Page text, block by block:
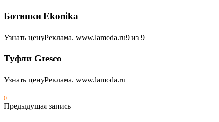
Ботинки Ekonika
Узнать ценуРеклама. www.lamoda.ru9 из 9
Туфли Gresco
Узнать ценуРеклама. www.lamoda.ru
0
Предыдущая запись